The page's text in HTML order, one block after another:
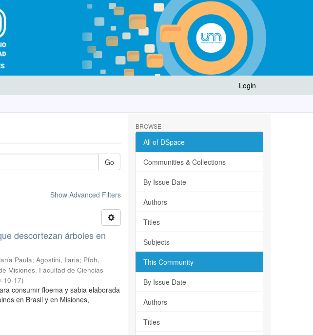
Login
Go
Show Advanced Filters
descortezan árboles en
Paula; Agostini, Ilaria; Pfoh,
Misiones. Facultad de Ciencias
10-17)
consumir floema y sabia elaborada
en Brasil y en Misiones,
BROWSE
All of DSpace
Communities & Collections
By Issue Date
Authors
Titles
Subjects
This Community
By Issue Date
Authors
Titles